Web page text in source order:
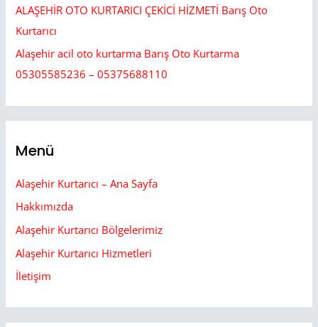
ALAŞEHİR OTO KURTARICI ÇEKİCİ HİZMETİ Barış Oto
Kurtarıcı
Alaşehir acil oto kurtarma Barış Oto Kurtarma
05305585236 – 05375688110
Menü
Alaşehir Kurtarıcı – Ana Sayfa
Hakkımızda
Alaşehir Kurtarıcı Bölgelerimiz
Alaşehir Kurtarıcı Hizmetleri
İletişim